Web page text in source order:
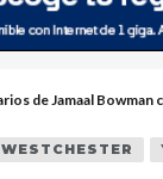
una Línea
de Jamaal
WESTCHESTER